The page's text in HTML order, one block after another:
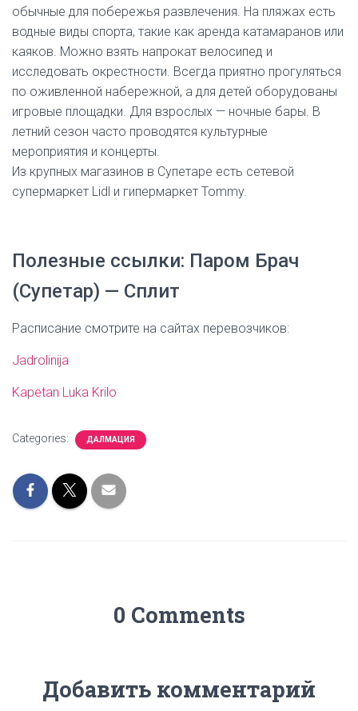
обычные для побережья развлечения. На пляжах есть
водные виды спорта, такие как аренда катамаранов или
каяков. Можно взять напрокат велосипед и
исследовать окрестности. Всегда приятно прогуляться
по оживленной набережной, а для детей оборудованы
игровые площадки. Для взрослых — ночные бары. В
летний сезон часто проводятся культурные
мероприятия и концерты.
Из крупных магазинов в Супетаре есть сетевой
супермаркет Lidl и гипермаркет Tommy.
Полезные ссылки: Паром Брач
(Супетар) — Сплит
Расписание смотрите на сайтах перевозчиков:
Jadrolinija
Kapetan Luka Krilo
Categories: ДАЛМАЦИЯ
0 Comments
Добавить комментарий